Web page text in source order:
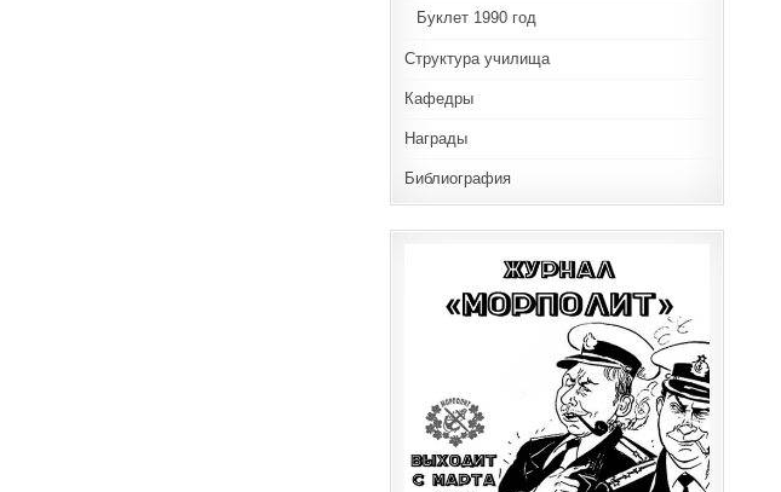
Буклет 1990 год
Структура училища
Кафедры
Награды
Библиография